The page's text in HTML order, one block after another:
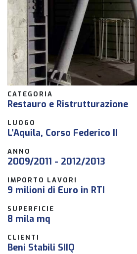
CATEGORIA
Restauro e Ristrutturazione
LUOGO
L’Aquila, Corso Federico II
ANNO
2009/2011 - 2012/2013
IMPORTO LAVORI
9 milioni di Euro in RTI
SUPERFICIE
8 mila mq
CLIENTI
Beni Stabili SIIQ